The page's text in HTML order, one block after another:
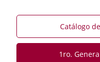
Catálogo
1ro.